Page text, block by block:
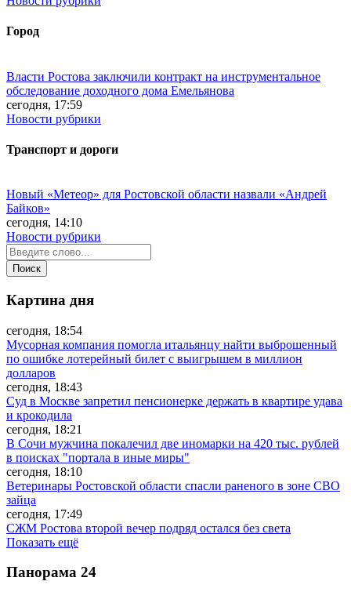
Город
Власти Ростова заключили контракт на инструментальное
обследование доходного дома Емельянова
сегодня, 17:59
Новости рубрики
Транспорт и дороги
Новый «Метеор» для Ростовской области назвали «Андрей
Байков»
сегодня, 14:10
Новости рубрики
Картина дня
сегодня, 18:54
Мусорная компания помогла итальянцу найти выброшенный
по ошибке лотерейный билет с выигрышем в миллион
долларов
сегодня, 18:43
Суд в Москве запретил пенсионерке держать в квартире удава
и крокодила
сегодня, 18:21
В Сочи мужчина покалечил две иномарки на 420 тыс. рублей
в поисках "портала в иные миры"
сегодня, 18:10
Ветеринары Ростовской области спасли раненого в зоне СВО
зайца
сегодня, 17:49
СЖМ Ростова второй вечер подряд остался без света
Показать ещё
Панорама 24